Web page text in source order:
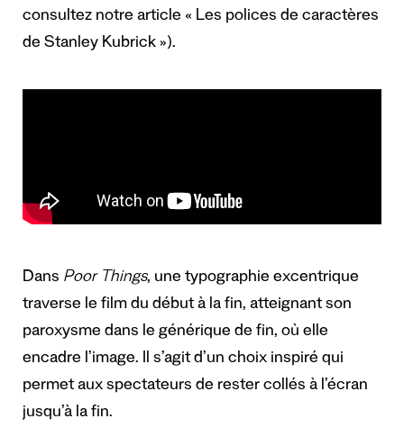
consultez notre article « Les polices de caractères
de Stanley Kubrick »).
Dans Poor Things, une typographie excentrique
traverse le film du début à la fin, atteignant son
paroxysme dans le générique de fin, où elle
encadre l’image. Il s’agit d’un choix inspiré qui
permet aux spectateurs de rester collés à l’écran
jusqu’à la fin.